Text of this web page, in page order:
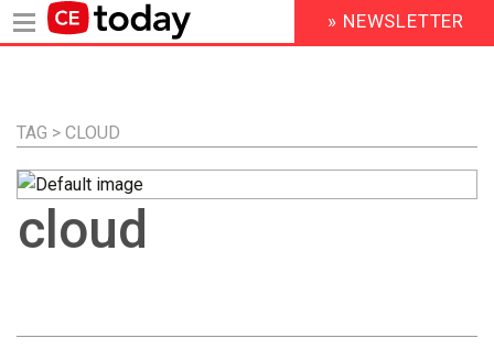
Inhalt
HEADER
MENU
» NEWSLETTER
TAG > CLOUD
cloud